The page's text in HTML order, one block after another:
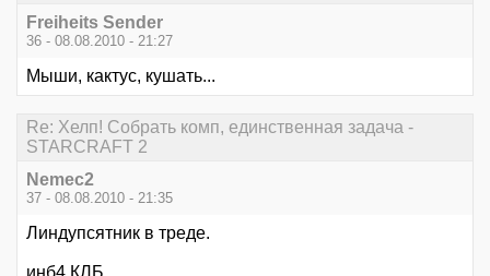
Freiheits Sender
36 - 08.08.2010 - 21:27
Мыши, кактус, кушать...
Re: Хелп! Собрать комп, единственная задача -
STARCRAFT 2
Nemec2
37 - 08.08.2010 - 21:35
Линдупсятник в треде.
инб4 КЛБ